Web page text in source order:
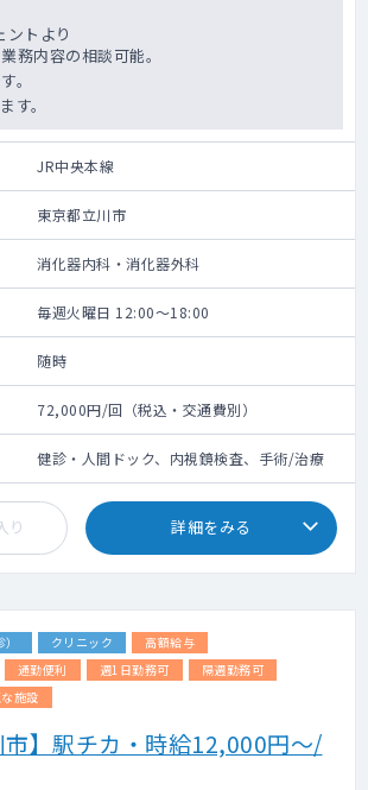
ントより
務内容の相談可能。
。
す。
JR中央本線
東京都立川市
消化器内科・消化器外科
毎週火曜日 12:00～18:00
随時
72,000円/回（税込・交通費別）
健診・人間ドック、内視鏡検査、手術/治療
り 詳細をみる
クリニック
高額給与
通勤便利 週1日勤務可
隔週勤務可
施設
市】駅チカ・時給12,000円～/